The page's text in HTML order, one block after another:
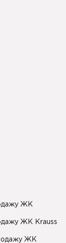
ЖК
ЖК Krauss
ЖК